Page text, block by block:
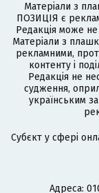
Матеріали з
ПОЗИЦІЯ є
Редакція може не
Матеріали з
рекламними,
контенту і
Редакція не
судження,
українським
Cубєкт у сфері
Адреса: